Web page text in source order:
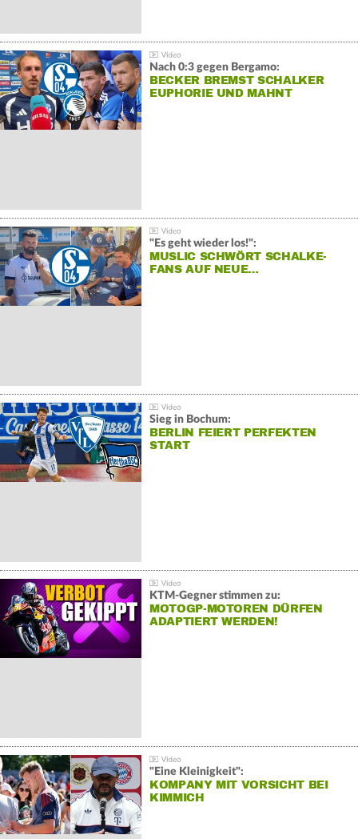
Nach 0:3 gegen Bergamo:
BECKER BREMST SCHALKER
EUPHORIE UND MAHNT
"Es geht wieder los!":
MUSLIC SCHWÖRT SCHALKE-
FANS AUF NEUE…
Sieg in Bochum:
BERLIN FEIERT PERFEKTEN
START
KTM-Gegner stimmen zu:
MOTOGP-MOTOREN DÜRFEN
ADAPTIERT WERDEN!
"Eine Kleinigkeit":
KOMPANY MIT VORSICHT BEI
KIMMICH